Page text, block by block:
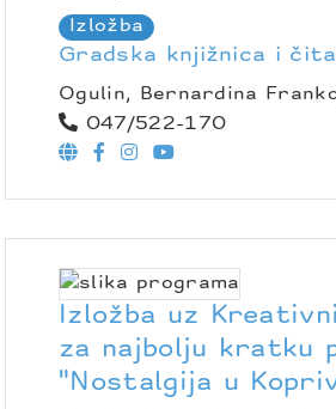
Izložba
Gradska knjižnica i
Ogulin, Bernardina
047/522-170
Izložba uz
za najbolju kratku
"Nostalgija u